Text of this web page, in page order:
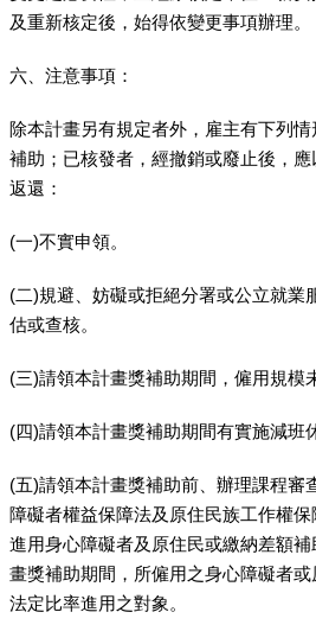
及重新核定後，始得依變更事項辦理。
六、注意事項：
除本計畫另有規定者外，雇主有下列
補助；已核發者，經撤銷或廢止後，
返還：
(一)不實申領。
(二)規避、妨礙或拒絕分署或公立就業
估或查核。
(三)請領本計畫獎補助期間，僱用規模
(四)請領本計畫獎補助期間有實施減班
(五)請領本計畫獎補助前、辦理課程審
障礙者權益保障法及原住民族工作權
進用身心障礙者及原住民或繳納差額
畫獎補助期間，所僱用之身心障礙者
法定比率進用之對象。